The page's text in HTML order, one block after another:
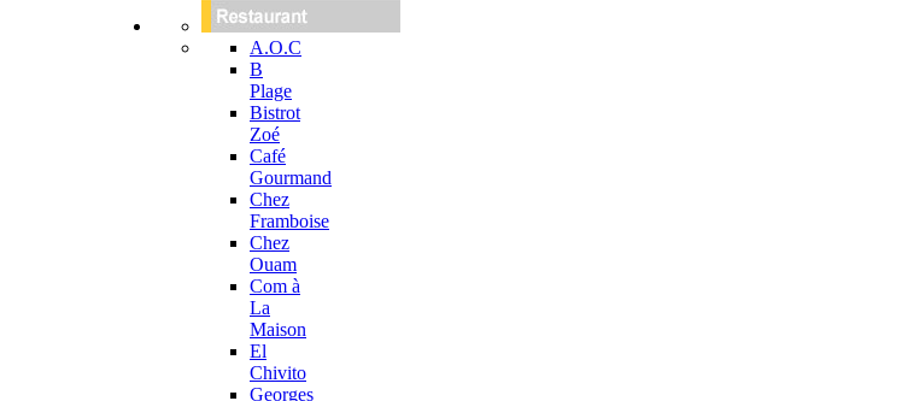
A.O.C
B
Plage
Bistrot
Zoé
Café
Gourmand
Chez
Framboise
Chez
Ouam
Com à
La
Maison
El
Chivito
Georges